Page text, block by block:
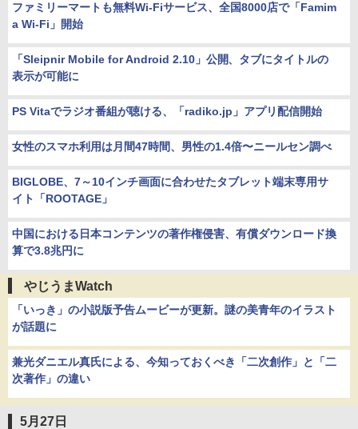
ファミリーマートも無料Wi-Fiサービス、全国8000店で「Famim
a Wi-Fi」開始
「Sleipnir Mobile for Android 2.10」公開、タブにタイトルの
表示が可能に
PS Vitaでラジオ番組が聴ける、「radiko.jp」アプリ配信開始
女性のスマホ利用は月間47時間、男性の1.4倍〜ニールセン調べ
BIGLOBE、7～10インチ画面に合わせたタブレット端末専用サ
イト「ROOTAGE」
中国における日本コンテンツの著作権侵害、有償ダウンロード換
算で3.8兆円に
やじうまWatch
「いっき」の小説版予告ムービーが更新。謎の美青年のイラスト
が話題に
兼光ダニエル真氏による、今知っておくべき「二次創作」と「二
次著作」の違い
5月27日